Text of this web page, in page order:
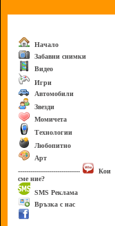
Начало
Забавни снимки
Видео
Игри
Автомобили
Звезди
Момичета
Технологии
Любопитно
Арт
------------------------------
Кои
сме ние?
SMS Реклама
Връзка с нас